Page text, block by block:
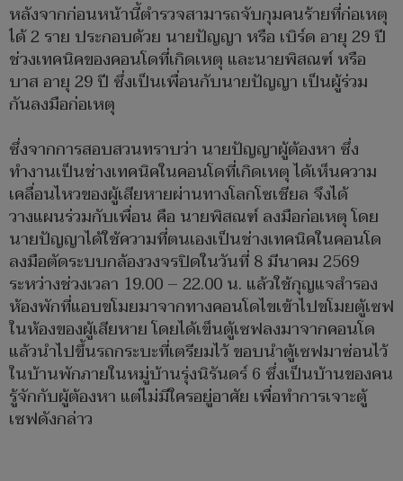
หลังจากก่อนหน้านี้ตำรวจสามารถจับกุมคนร้ายที่ก่อเหตุ
ได้ 2 ราย ประกอบด้วย นายปัญญา หรือ เบิร์ด อายุ 29 ปี
ช่วงเทคนิคของคอนโดที่เกิดเหตุ และนายพิสณฑ์ หรือ
บาส อายุ 29 ปี ซึ่งเป็นเพื่อนกับนายปัญญา เป็นผู้ร่วม
กันลงมือก่อเหตุ
ซึ่งจากการสอบสวนทราบว่า นายปัญญาผู้ต้องหา ซึ่ง
ทำงานเป็นช่างเทคนิคในคอนโดที่เกิดเหตุ ได้เห็นความ
เคลื่อนไหวของผู้เสียหายผ่านทางโลกโซเชียล จึงได้
วางแผนร่วมกับเพื่อน คือ นายพิสณฑ์ ลงมือก่อเหตุ โดย
นายปัญญาได้ใช้ความที่ตนเองเป็นช่างเทคนิคในคอนโด
ลงมือตัดระบบกล้องวงจรปิดในวันที่ 8 มีนาคม 2569
ระหว่างช่วงเวลา 19.00 – 22.00 น. แล้วใช้กุญแจสำรอง
ห้องพักที่แอบขโมยมาจากทางคอนโดไขเข้าไปขโมยตู้เซฟ
ในห้องของผู้เสียหาย โดยได้เข็นตู้เซฟลงมาจากคอนโด
แล้วนำไปขึ้นรถกระบะที่เตรียมไว้ ขอบนำตู้เซฟมาซ่อนไว้
ในบ้านพักภายในหมู่บ้านรุ่งนิรันดร์ 6 ซึ่งเป็นบ้านของคน
รู้จักกับผู้ต้องหา แต่ไม่มีใครอยู่อาศัย เพื่อทำการเจาะตู้
เซฟดังกล่าว